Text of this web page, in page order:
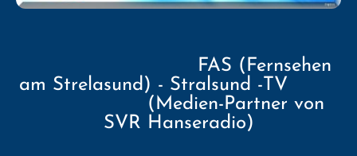
FAS (Fernsehen
am Strelasund) - Stralsund -TV
(Medien-Partner von
SVR Hanseradio)